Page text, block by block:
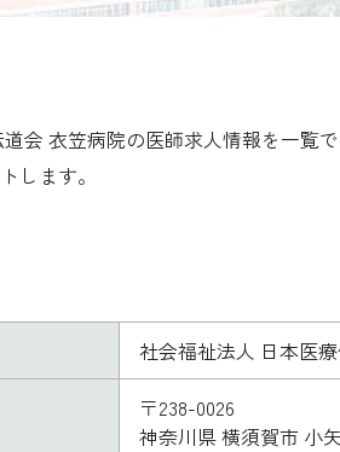
会 衣笠病院の医師求人情報を一
します。
社会福祉法人 日本医
〒238-0026
神奈川県 横須賀市 小